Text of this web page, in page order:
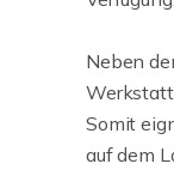
Neben
Somit
auf dem